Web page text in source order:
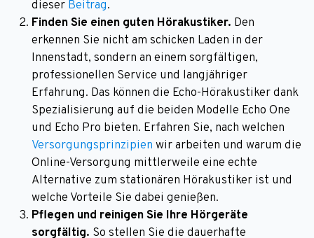
dieser Beitrag.
Finden Sie einen guten Hörakustiker. Den
erkennen Sie nicht am schicken Laden in der
Innenstadt, sondern an einem sorgfältigen,
professionellen Service und langjähriger
Erfahrung. Das können die Echo-Hörakustiker dank
Spezialisierung auf die beiden Modelle Echo One
und Echo Pro bieten. Erfahren Sie, nach welchen
Versorgungsprinzipien wir arbeiten und warum die
Online-Versorgung mittlerweile eine echte
Alternative zum stationären Hörakustiker ist und
welche Vorteile Sie dabei genießen.
Pflegen und reinigen Sie Ihre Hörgeräte
sorgfältig. So stellen Sie die dauerhafte